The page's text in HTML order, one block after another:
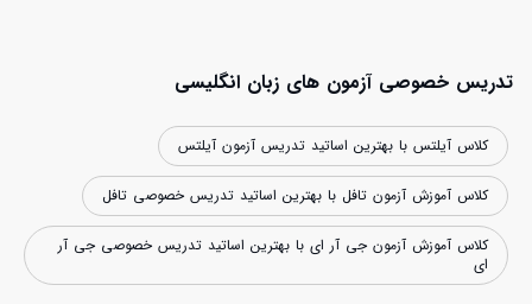
تدریس خصوصی آزمون های زبان انگلیسی
کلاس آیلتس با بهترین اساتید تدریس آزمون آیلتس
کلاس آموزش آزمون تافل با بهترین اساتید تدریس خصوصی تافل
کلاس آموزش آزمون جی آر ای با بهترین اساتید تدریس خصوصی جی آر
ای